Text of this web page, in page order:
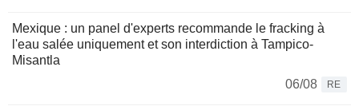
Mexique : un panel d'experts recommande le fracking à
l'eau salée uniquement et son interdiction à Tampico-
Misantla
06/08
RE